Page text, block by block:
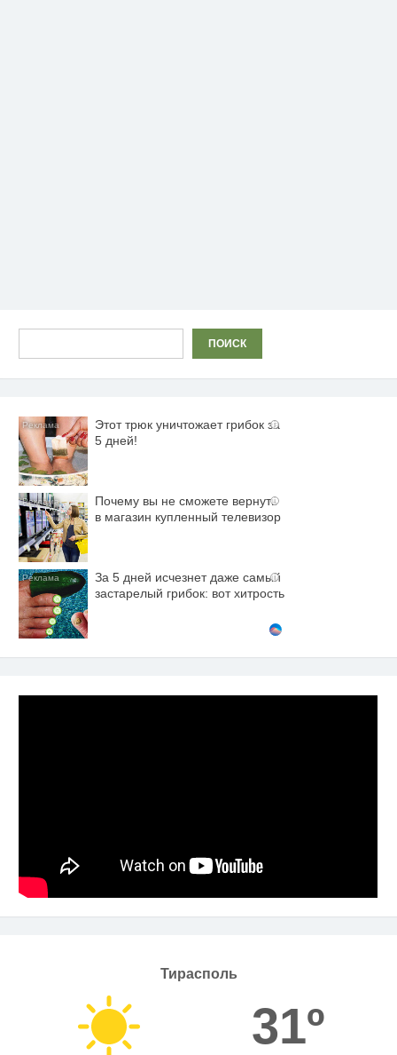
ПОИСК
i
Этот трюк уничтожает грибок за
5 дней!
i
Почему вы не сможете вернуть
в магазин купленный телевизор
i
За 5 дней исчезнет даже самый
застарелый грибок: вот хитрость
Тирасполь
31º